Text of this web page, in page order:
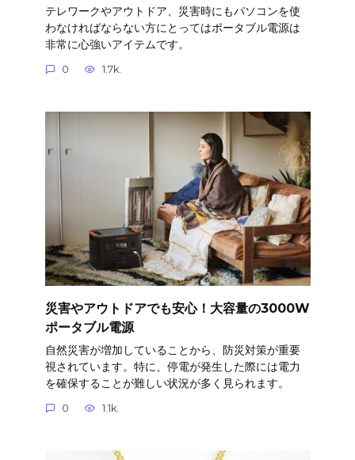
テレワークやアウトドア、災害時にもパソコンを使
わなければならない方にとってはポータブル電源は
非常に心強いアイテムです。
0 1.7k.
災害やアウトドアでも安心！大容量の3000W
ポータブル電源
自然災害が増加していることから、防災対策が重要
視されています。特に、停電が発生した際には電力
を確保することが難しい状況が多く見られます。
0 1.1k.